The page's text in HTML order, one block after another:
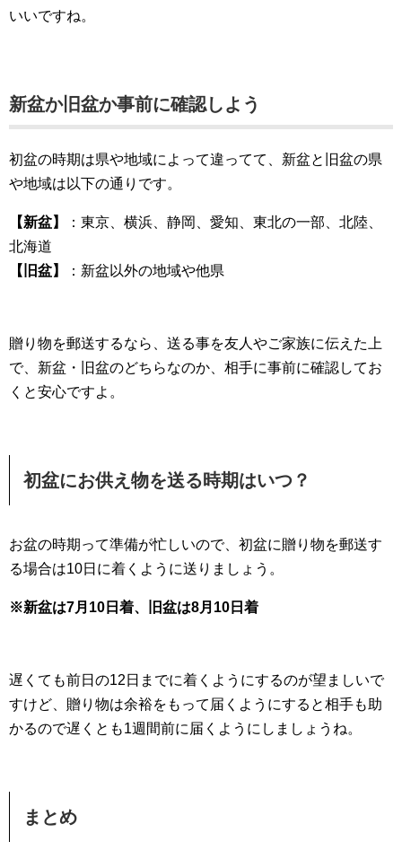
いいですね。
新盆か旧盆か事前に確認しよう
初盆の時期は県や地域によって違ってて、新盆と旧盆の県
や地域は以下の通りです。
【新盆】
：東京、横浜、静岡、愛知、東北の一部、北陸、
北海道
【旧盆】
：新盆以外の地域や他県
贈り物を郵送するなら、送る事を友人やご家族に伝えた上
で、新盆・旧盆のどちらなのか、相手に事前に確認してお
くと安心ですよ。
初盆にお供え物を送る時期はいつ？
お盆の時期って準備が忙しいので、初盆に贈り物を郵送す
る場合は10日に着くように送りましょう。
※新盆は7月10日着、旧盆は8月10日着
遅くても前日の12日までに着くようにするのが望ましいで
すけど、贈り物は余裕をもって届くようにすると相手も助
かるので遅くとも1週間前に届くようにしましょうね。
まとめ